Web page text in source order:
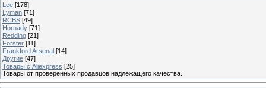
Lee [178]
Lyman [71]
RCBS [49]
Hornady [71]
Redding [21]
Forster [11]
Frankford Arsenal [14]
Другие [47]
Товары с Aliexpress [25]
Товары от проверенных продавцов надлежащего качества.